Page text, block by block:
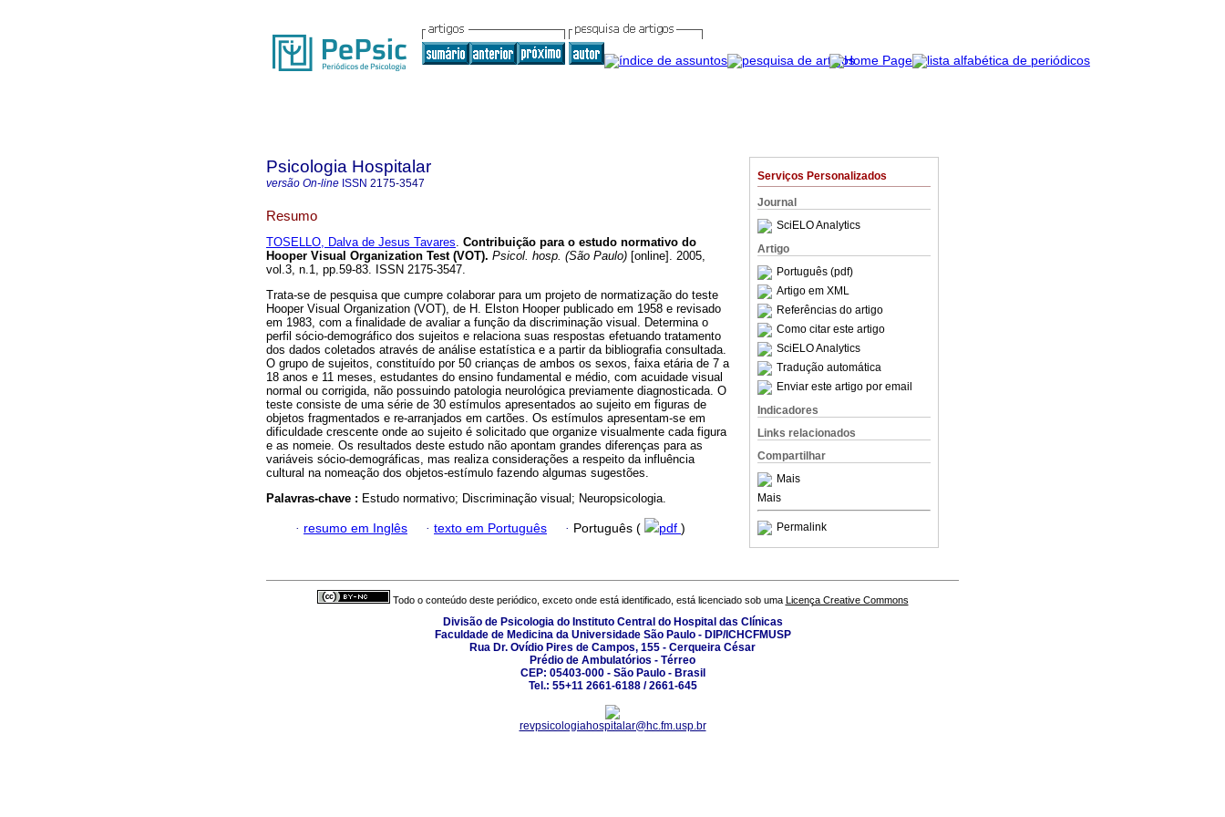
Serviços Personalizados
Journal
SciELO Analytics
Artigo
Português (pdf)
Artigo em XML
Referências do artigo
Como citar este artigo
SciELO Analytics
Tradução automática
Enviar este artigo por email
Indicadores
Links relacionados
Compartilhar
Mais
Mais
Permalink
Psicologia Hospitalar
versão On-line ISSN 2175-3547
Resumo
TOSELLO, Dalva de Jesus Tavares. Contribuição para o estudo normativo do
Hooper Visual Organization Test (VOT). Psicol. hosp. (São Paulo) [online]. 2005,
vol.3, n.1, pp.59-83. ISSN 2175-3547.
Trata-se de pesquisa que cumpre colaborar para um projeto de normatização do teste
Hooper Visual Organization (VOT), de H. Elston Hooper publicado em 1958 e revisado
em 1983, com a finalidade de avaliar a função da discriminação visual. Determina o
perfil sócio-demográfico dos sujeitos e relaciona suas respostas efetuando tratamento
dos dados coletados através de análise estatística e a partir da bibliografia consultada.
O grupo de sujeitos, constituído por 50 crianças de ambos os sexos, faixa etária de 7 a
18 anos e 11 meses, estudantes do ensino fundamental e médio, com acuidade visual
normal ou corrigida, não possuindo patologia neurológica previamente diagnosticada. O
teste consiste de uma série de 30 estímulos apresentados ao sujeito em figuras de
objetos fragmentados e re-arranjados em cartões. Os estímulos apresentam-se em
dificuldade crescente onde ao sujeito é solicitado que organize visualmente cada figura
e as nomeie. Os resultados deste estudo não apontam grandes diferenças para as
variáveis sócio-demográficas, mas realiza considerações a respeito da influência
cultural na nomeação dos objetos-estímulo fazendo algumas sugestões.
Palavras-chave : Estudo normativo; Discriminação visual; Neuropsicologia.
· resumo em Inglês · texto em Português · Português ( pdf )
Todo o conteúdo deste periódico, exceto onde está identificado, está licenciado sob uma Licença Creative Commons
Divisão de Psicologia do Instituto Central do Hospital das Clínicas
Faculdade de Medicina da Universidade São Paulo - DIP/ICHCFMUSP
Rua Dr. Ovídio Pires de Campos, 155 - Cerqueira César
Prédio de Ambulatórios - Térreo
CEP: 05403-000 - São Paulo - Brasil
Tel.: 55+11 2661-6188 / 2661-645
revpsicologiahospitalar@hc.fm.usp.br